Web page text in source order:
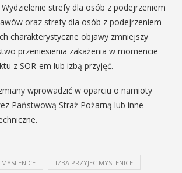
strefy dla osób z podejrzeniem
oraz strefy dla osób z podejrzeniem
charakterystyczne objawy zmniejszy
przeniesienia zakażenia w momencie
z SOR-em lub izbą przyjęć.
wprowadzić w oparciu o namioty
Państwową Straż Pożarną lub inne
IZBA PRZYJEC MYSLENICE